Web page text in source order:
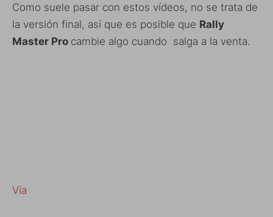
Como suele pasar con estos vídeos, no se trata de
la versión final, así que es posible que Rally
Master Pro cambie algo cuando salga a la venta.
Vía